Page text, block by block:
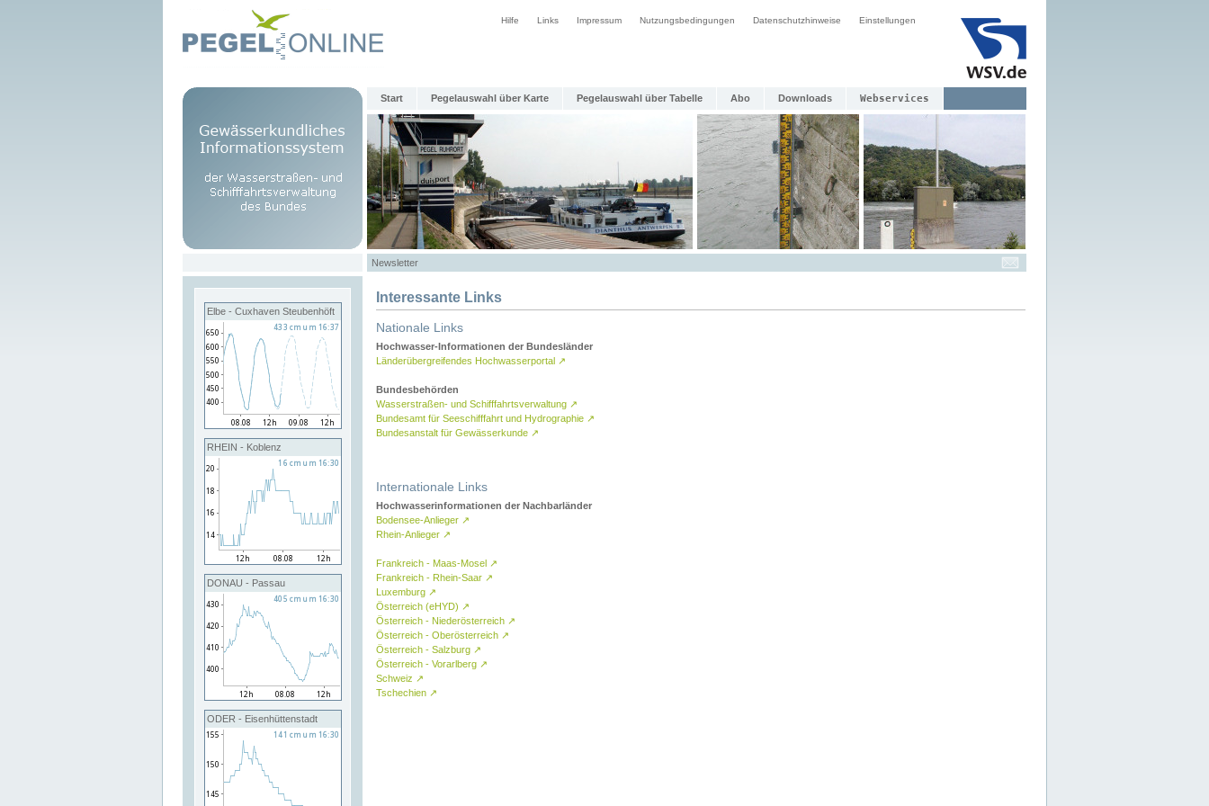
Hilfe Links Impressum Nutzungsbedingungen Datenschutzhinweise Einstellungen
Start Pegelauswahl über Karte Pegelauswahl über Tabelle Abo Downloads Webservices
Newsletter
Elbe - Cuxhaven Steubenhöft
RHEIN - Koblenz
DONAU - Passau
ODER - Eisenhüttenstadt
Interessante Links
Nationale Links
Hochwasser-Informationen der Bundesländer
Länderübergreifendes Hochwasserportal ↗
Bundesbehörden
Wasserstraßen- und Schifffahrtsverwaltung ↗
Bundesamt für Seeschifffahrt und Hydrographie ↗
Bundesanstalt für Gewässerkunde ↗
Internationale Links
Hochwasserinformationen der Nachbarländer
Bodensee-Anlieger ↗
Rhein-Anlieger ↗
Frankreich - Maas-Mosel ↗
Frankreich - Rhein-Saar ↗
Luxemburg ↗
Österreich (eHYD) ↗
Österreich - Niederösterreich ↗
Österreich - Oberösterreich ↗
Österreich - Salzburg ↗
Österreich - Vorarlberg ↗
Schweiz ↗
Tschechien ↗